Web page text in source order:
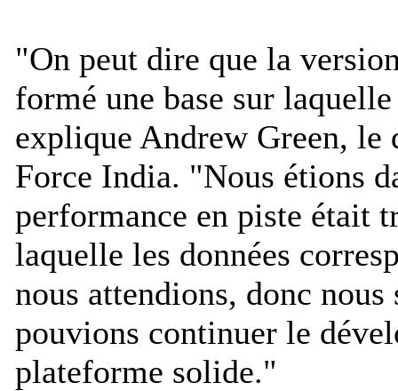
"On peut dire que la
formé une base sur
explique Andrew Green, le
Force India. "Nous étions
performance en piste était
laquelle les données
nous attendions, donc nous
pouvions continuer le
plateforme solide."